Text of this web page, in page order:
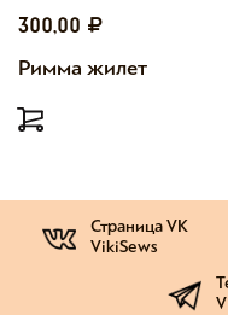
300,00
Римма жилет
Страница VK
VikiSews